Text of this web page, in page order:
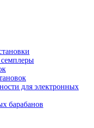
семплеры
для электронных
барабанов